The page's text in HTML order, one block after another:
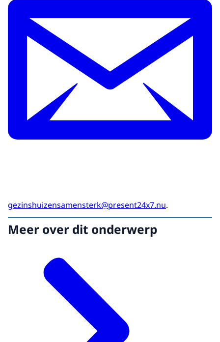
gezinshuizensamensterk@present24x7.nu.
Meer over dit onderwerp